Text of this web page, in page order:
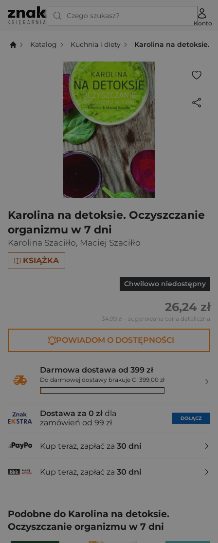
Czego szukasz?
Konto
Katalog Kuchnia i diety Karolina na detoksie.
Karolina na detoksie. Oczyszczanie
organizmu w 7 dni
Karolina Szaciłło, Maciej Szaciłło
KSIĄŻKA
Chwilowo niedostępny
26,24 zł
34,99 zł - sugerowana cena detaliczna
POWIADOM O DOSTĘPNOŚCI
Darmowa dostawa od 399 zł
Do darmowej dostawy brakuje Ci 399,00 zł
Dostawa za 0 zł dla
zamówień od 99 zł
DOŁĄCZ
Kup teraz, zapłać za 30 dni
Kup teraz, zapłać za 30 dni
Podobne do Karolina na detoksie.
Oczyszczanie organizmu w 7 dni